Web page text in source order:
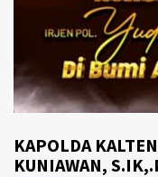
KAPOLDA
KUNIAWAN,